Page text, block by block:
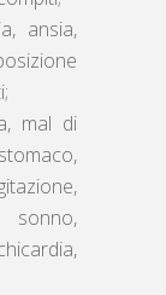
ansia,
mal di
sonno,